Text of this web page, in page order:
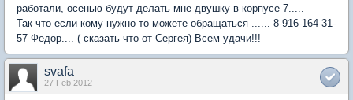
работали, осенью будут делать мне двушку в корпусе 7.....
Так что если кому нужно то можете обращаться ...... 8-916-164-31-
57 Федор.... ( сказать что от Сергея) Всем удачи!!!
svafa
27 Feb 2012